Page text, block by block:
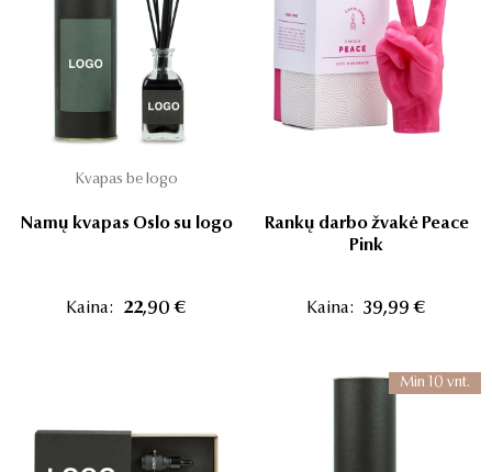
Kvapas be logo
Namų kvapas Oslo su logo
Kaina: 22,90 €
Rankų darbo žvakė Peace
Pink
Kaina: 39,99 €
Min 10 vnt.